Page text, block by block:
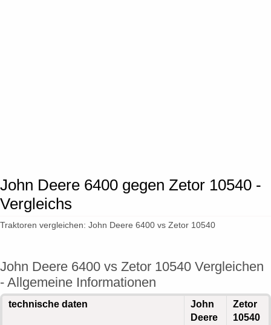
John Deere 6400 gegen Zetor 10540 -
Vergleichs
Traktoren vergleichen: John Deere 6400 vs Zetor 10540
John Deere 6400 vs Zetor 10540 Vergleichen
- Allgemeine Informationen
technische daten
John
Deere
Zetor
10540